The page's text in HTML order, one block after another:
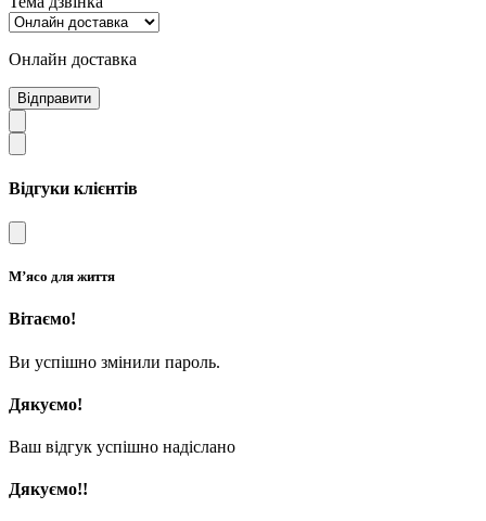
Онлайн доставка
Відправити
Відгуки клієнтів
М’ясо для життя
Вітаємо!
Ви успішно змінили пароль.
Дякуємо!
Ваш відгук успішно надіслано
Дякуємо!!